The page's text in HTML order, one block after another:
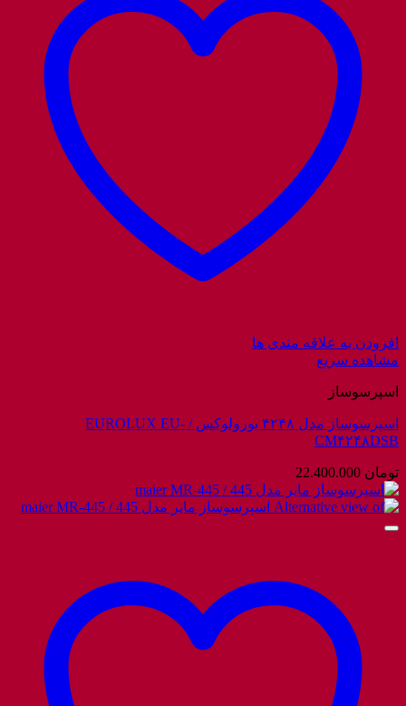
افزودن به علاقه مندی ها
مشاهده سریع
اسپرسوساز
اسپرسوساز مدل ۴۲۴۸ یورولوکس / EUROLUX EU-
CM۴۲۴۸DSB
تومان